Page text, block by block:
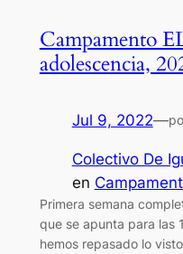
Campamento
adolescencia,
Jul 9, 2022—
Colectivo De
en
Primera semana
que se apunta para las
hemos repasado lo